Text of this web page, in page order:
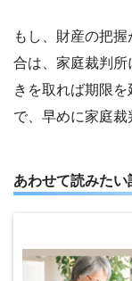
もし、財産の把
合は、家庭裁判
きを取れば期限
で、早めに家庭裁
あわせて読みたい